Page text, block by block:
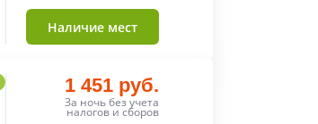
Наличие мест
1 451 руб.
За ночь без учета
налогов и сборов